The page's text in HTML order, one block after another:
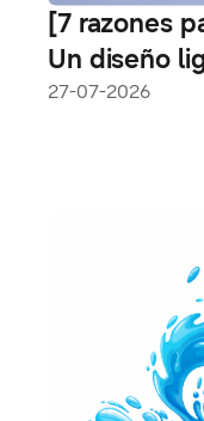
[7 razones
Un diseño
comodidad
27-07-2026